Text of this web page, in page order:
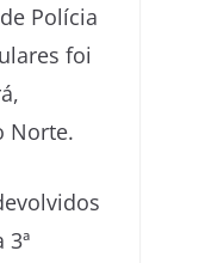
Polícia
foi
Norte.
3ª